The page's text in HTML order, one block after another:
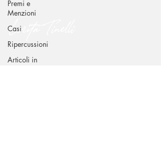
Premi e
Menzioni
Casi
Ripercussioni
Articoli in
Lorita Tinelli
CONTATTI